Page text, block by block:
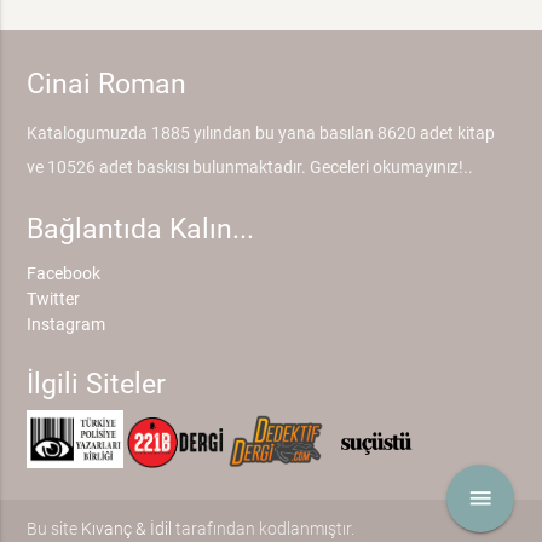
menu
Cinai Roman
Katalogumuzda 1885 yılından bu yana basılan 8620 adet kitap
ve 10526 adet baskısı bulunmaktadır. Geceleri okumayınız!..
Bağlantıda Kalın...
Facebook
Twitter
Instagram
İlgili Siteler
Bu site Kıvanç & İdil tarafından kodlanmıştır.